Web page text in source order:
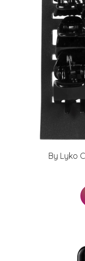
By Lyko